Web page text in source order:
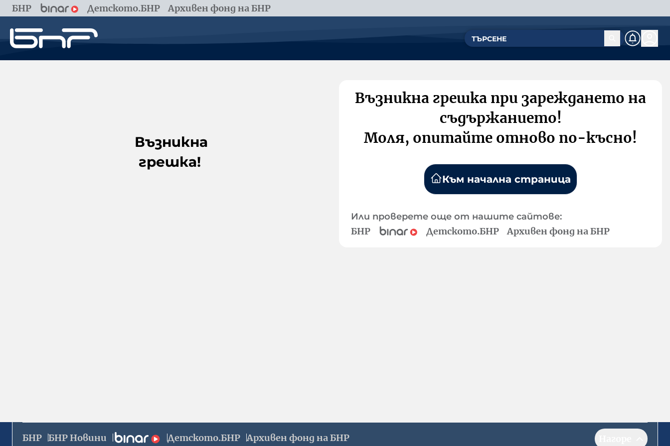
БНР Детското.БНР Архивен фонд на БНР
Възникна
грешка!
Възникна грешка при зареждането на
съдържанието!
Моля, опитайте отново по-късно!
Към начална страница
Или проверете още от нашите сайтове:
БНР Детското.БНР Архивен фонд на БНР
БНР БНР Новини Детското.БНР Архивен фонд на БНР